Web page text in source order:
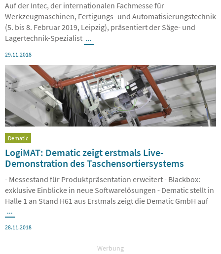
Auf der Intec, der internationalen Fachmesse für
Werkzeugmaschinen, Fertigungs- und Automatisierungstechnik
(5. bis 8. Februar 2019, Leipzig), präsentiert der Säge- und
Lagertechnik-Spezialist ...
29.11.2018
Dematic
LogiMAT: Dematic zeigt erstmals Live-
Demonstration des Taschensortiersystems
- Messestand für Produktpräsentation erweitert - Blackbox:
exklusive Einblicke in neue Softwarelösungen - Dematic stellt in
Halle 1 an Stand H61 aus Erstmals zeigt die Dematic GmbH auf
...
28.11.2018
Werbung